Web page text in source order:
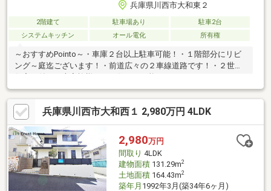
兵庫県川西市大和東２
2階建て 駐車場あり
駐車2台
システムキッチン
オール電化 所有権
～おすすめPointo～・車庫２台以上駐車可能！・１階部分にリビ
ング～庭迄ございます！・前道広々の２車線道路です！・２世帯
兵庫県川西市大和西１ 2,980万円 4LDK
2,980万円
間取り 4LDK
建物面積131.29m2
土地面積164.43m2
築年月 1992年3月(築34年6ヶ月)